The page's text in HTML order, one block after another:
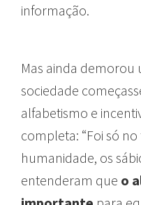
informação.
Mas ainda demorou
sociedade
alfabetismo e
completa: “Foi só
humanidade, os
entenderam que o